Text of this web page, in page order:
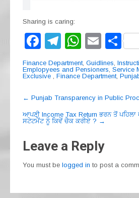
Sharing is caring:
F
a
c
b
o
k
T
el
e
a
m
W
h
at
A
p
E
m
ail
S
h
ar
Finance Department, Guidlines
Emplopyees and Pensioners Service
Exclusive
Finance Department,
Post
navigation
← Punjab Transparency in Public
ਆਪਣੀ Income Tax Return ਭਰਨ ਤੋਂ
ਸਟੇਟਮੈਂਟ ਨੂੰ ਕਿਵੇਂ ਚੈਕ ਕਰੀਏ ? →
Leave a Reply
You must be logged in to post a